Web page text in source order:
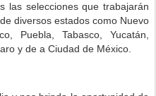
las selecciones que trabajarán
diversos estados como Nuevo
Puebla, Tabasco, Yucatán,
y de a Ciudad de México.